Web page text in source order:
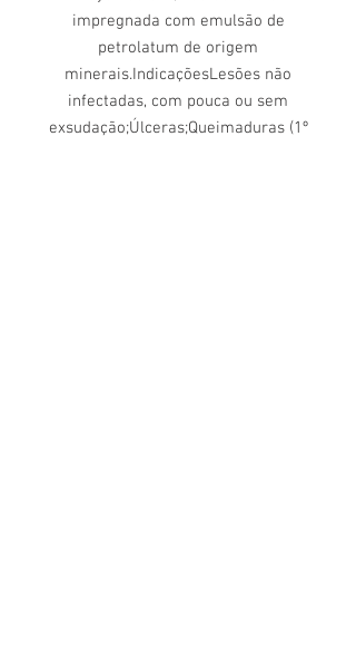
impregnada com emulsão de
petrolatum de origem
minerais.IndicaçõesLesões não
infectadas, com pouca ou sem
exsudação;Úlceras;Queimaduras (1º